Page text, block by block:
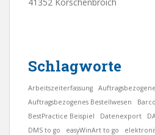
Schlagworte
Arbeitszeiterfassung
Auftragsbezogenes Bestellwesen
BestPractice Beispiel
Datenexport
DMS to go
easyWinArt to go